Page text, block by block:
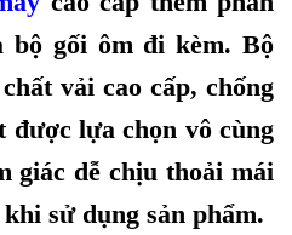
bộ gối ôm đi kèm. Bộ
vải cao cấp, chống
được lựa chọn vô cùng
giác dễ chịu thoải mái
sử dụng sản phẩm.